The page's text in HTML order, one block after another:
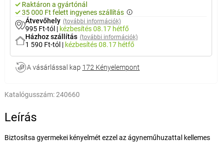
Raktáron a gyártónál
35 000 Ft felett ingyenes szállítás
Átvevőhely (további információk)
995 Ft-tól | kézbesítés08.17 hétfő
Házhoz szállítás (további információk)
1 590 Ft-tól | kézbesítés08.17 hétfő
A vásárlással kap 172 Kényelempont
Katalógusszám:240660
Leírás
Biztosítsa gyermekei kényelmét ezzel az ágyneműhuzattal kellemes